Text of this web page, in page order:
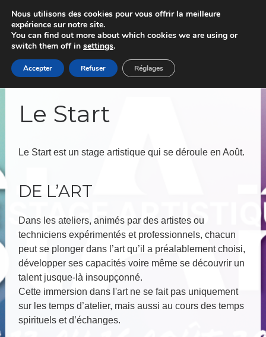
Le Start
Le Start est un stage artistique qui se déroule en Août.
DE L’ART
Dans les ateliers, animés par des artistes ou
techniciens expérimentés et professionnels, chacun
peut se plonger dans l’art qu’il a préalablement choisi,
développer ses capacités voire même se découvrir un
talent jusque-là insoupçonné.
Cette immersion dans l'art ne se fait pas uniquement
sur les temps d’atelier, mais aussi au cours des temps
spirituels et d’échanges.
Nous utilisons des cookies pour vous offrir la meilleure
expérience sur notre site.
You can find out more about which cookies we are using or
switch them off in settings.
Accepter Refuser Réglages